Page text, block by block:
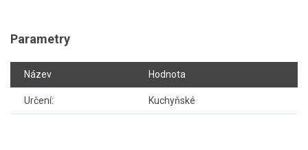
Parametry
Název Hodnota
Určení: Kuchyňské